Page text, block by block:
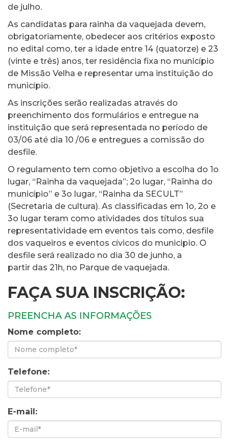
de julho.
As candidatas para rainha da vaquejada devem,
obrigatoriamente, obedecer aos critérios exposto
no edital como, ter a idade entre 14 (quatorze) e 23
(vinte e três) anos, ter residência fixa no município
de Missão Velha e representar uma instituição do
município.
As inscrições serão realizadas através do
preenchimento dos formulários e entregue na
instituição que será representada no período de
03/06 até dia 10 /06 e entregues a comissão do
desfile.
O regulamento tem como objetivo a escolha do 1o
lugar, “Rainha da vaquejada”; 2o lugar, “Rainha do
município” e 3o lugar, “Rainha da SECULT”
(Secretaria de cultura). As classificadas em 1o, 2o e
3o lugar teram como atividades dos títulos sua
representatividade em eventos tais como, desfile
dos vaqueiros e eventos cívicos do municipio. O
desfile será realizado no dia 30 de junho, a
partir das 21h, no Parque de vaquejada.
FAÇA SUA INSCRIÇÃO:
PREENCHA AS INFORMAÇÕES
Nome completo:
Telefone:
E-mail: